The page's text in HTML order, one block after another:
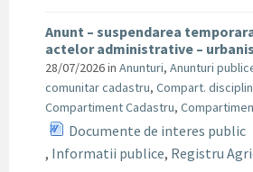
Anunt – suspendarea
actelor administrative –
28/07/2026in Anunturi, Anunturi
comunitar cadastru, Compart.
Compartiment Cadastru,
Documente de interes public
, Informatii publice, Registru